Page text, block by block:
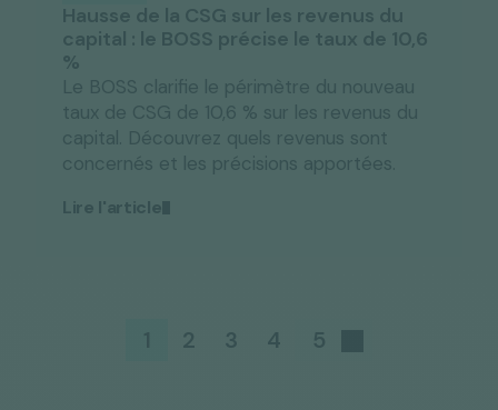
Hausse de la CSG sur les revenus du
capital : le BOSS précise le taux de 10,6
%
Le BOSS clarifie le périmètre du nouveau
taux de CSG de 10,6 % sur les revenus du
capital. Découvrez quels revenus sont
concernés et les précisions apportées.
Lire l'article
1 2 3 4 5